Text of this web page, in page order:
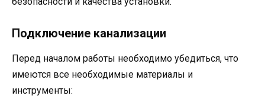
Подключение канализации
Перед началом работы необходимо убедиться, что
имеются все необходимые материалы и
инструменты: